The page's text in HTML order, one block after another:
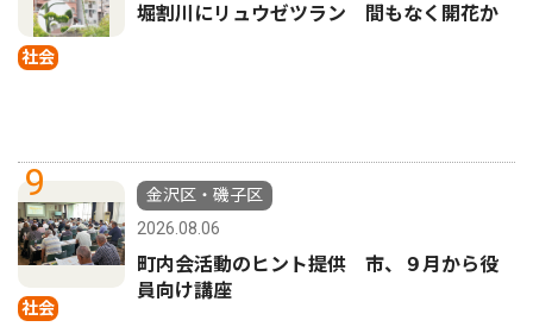
社会
堀割川にリュウゼツラン 間もなく開花か
9
社会
金沢区・磯子区
2026.08.06
町内会活動のヒント提供 市、９月から役
員向け講座